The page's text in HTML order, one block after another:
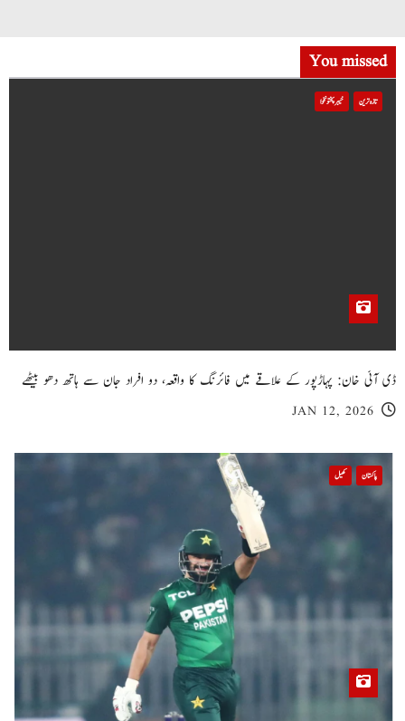
You missed
تازہ ترین خیبر پختونخوا
ڈی آئی خان: پہاڑپور کے علاقے میں فائرنگ کا واقعہ، دو افراد جان سے ہاتھ دھو بیٹھے
JAN 12, 2026
پاکستان کھیل